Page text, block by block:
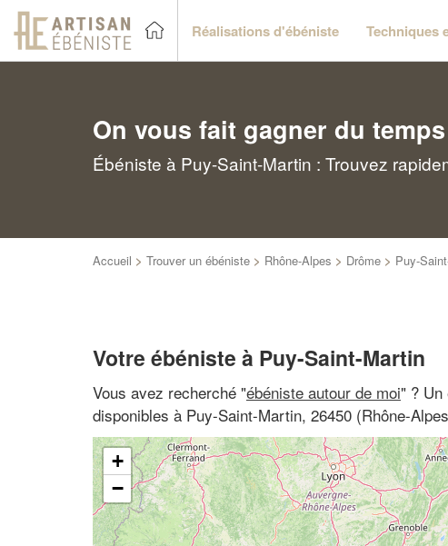
Réalisations d'ébéniste Techniques
On vous fait gagner du
Ébéniste à Puy-Saint-Martin : Trouvez
Accueil > Trouver un ébéniste > Rhône-Alpes > Drôme > Puy-
Votre ébéniste à Puy-Saint-Martin
Vous avez recherché "ébéniste autour de moi" ? Un
disponibles à Puy-Saint-Martin, 26450 (Rhône-
+
−